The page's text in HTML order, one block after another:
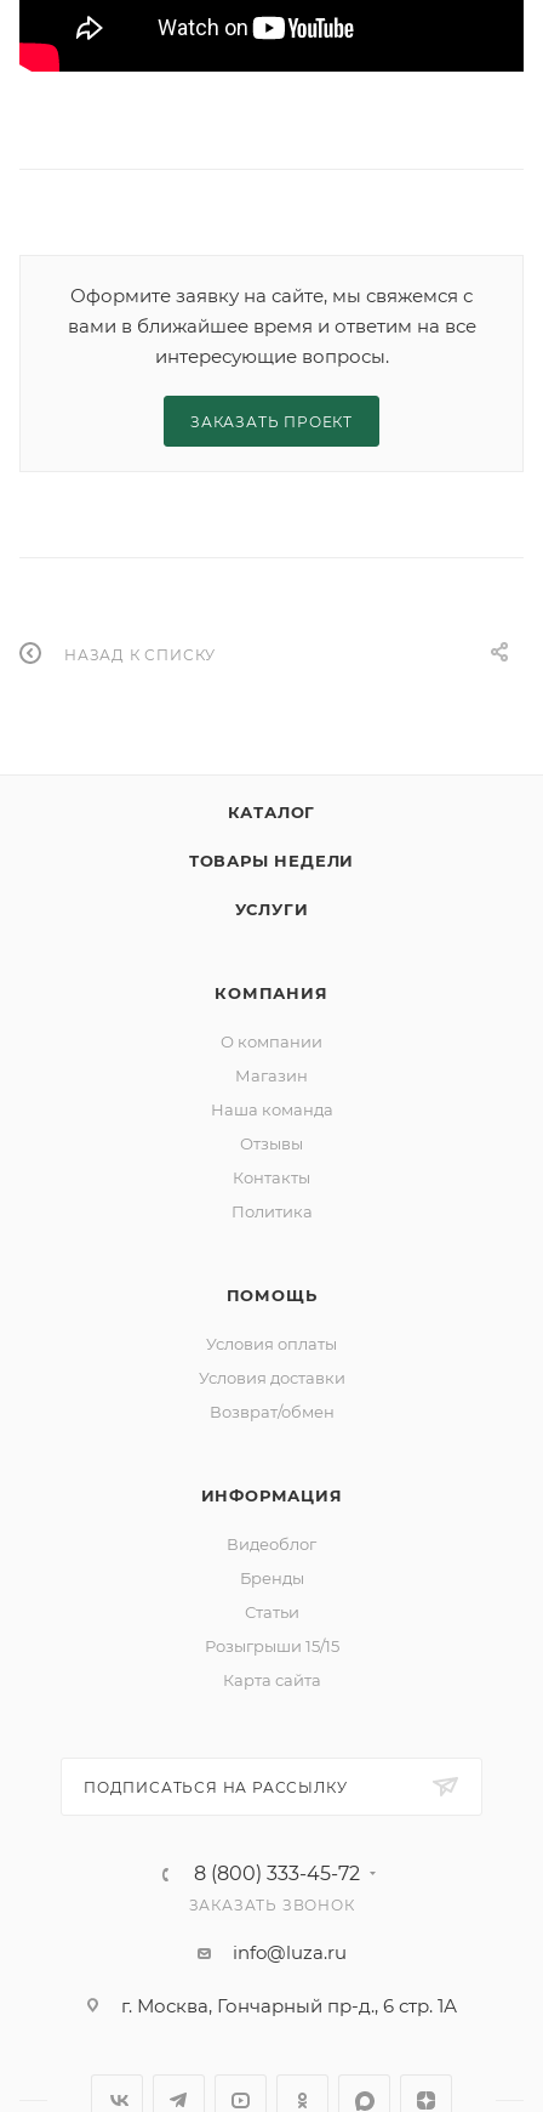
Оформите заявку на сайте, мы свяжемся с
вами в ближайшее время и ответим на все
интересующие вопросы.
ЗАКАЗАТЬ ПРОЕКТ
НАЗАД К СПИСКУ
КАТАЛОГ
ТОВАРЫ НЕДЕЛИ
УСЛУГИ
КОМПАНИЯ
О компании
Магазин
Наша команда
Отзывы
Контакты
Политика
ПОМОЩЬ
Условия оплаты
Условия доставки
Возврат/обмен
ИНФОРМАЦИЯ
Видеоблог
Бренды
Статьи
Розыгрыши 15/15
Карта сайта
ПОДПИСАТЬСЯ НА РАССЫЛКУ
8 (800) 333-45-72
ЗАКАЗАТЬ ЗВОНОК
info@luza.ru
г. Москва, Гончарный пр-д., 6 стр. 1А